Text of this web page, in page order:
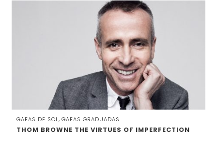
GAFAS DE SOL, GAFAS GRADUADAS
THOM BROWNE THE VIRTUES OF IMPERFECTION